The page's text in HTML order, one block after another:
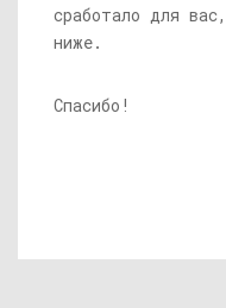
сработало для
ниже.
Спасибо!